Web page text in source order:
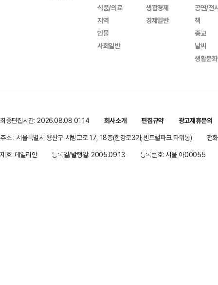
식품/의료
지역
인물
사회일반
생활경제
경제일반
공연/전
책
종교
날씨
생활문
최종편집시간: 2026.08.08 01:14 회사소개 편집규약
광고제휴문의
주소 : 서울특별시 용산구 서빙고로 17, 18층(한강로3가,센트럴파크 타워동)
전
제호: 데일리안
등록일/발행일: 2005.09.13 등록번호: 서울 아00055